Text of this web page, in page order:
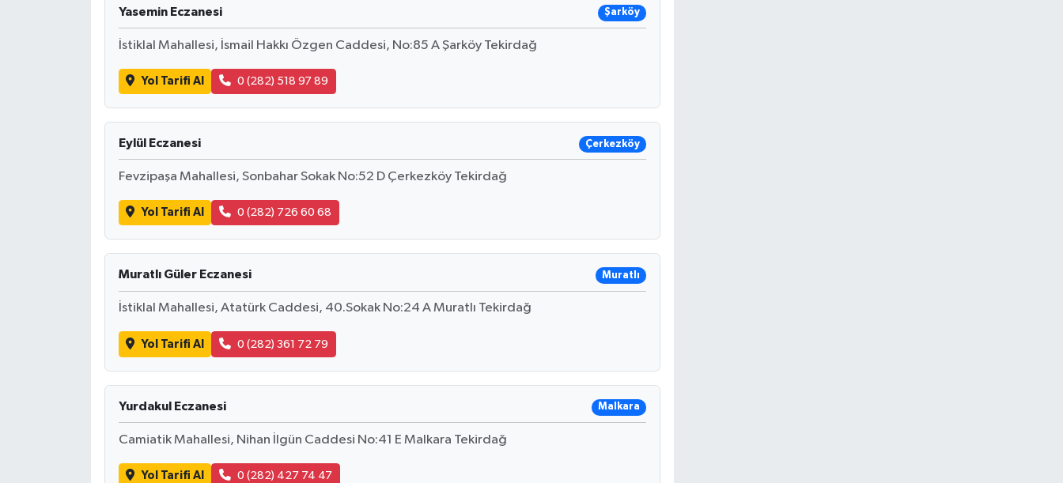
Yasemin Eczanesi Şarköy
İstiklal Mahallesi, İsmail Hakkı Özgen Caddesi, No:85 A Şarköy Tekirdağ
Yol Tarifi Al 0 (282) 518 97 89
Eylül Eczanesi Çerkezköy
Fevzipaşa Mahallesi, Sonbahar Sokak No:52 D Çerkezköy Tekirdağ
Yol Tarifi Al 0 (282) 726 60 68
Muratlı Güler Eczanesi Muratlı
İstiklal Mahallesi, Atatürk Caddesi, 40.Sokak No:24 A Muratlı Tekirdağ
Yol Tarifi Al 0 (282) 361 72 79
Yurdakul Eczanesi Malkara
Camiatik Mahallesi, Nihan İlgün Caddesi No:41 E Malkara Tekirdağ
Yol Tarifi Al 0 (282) 427 74 47